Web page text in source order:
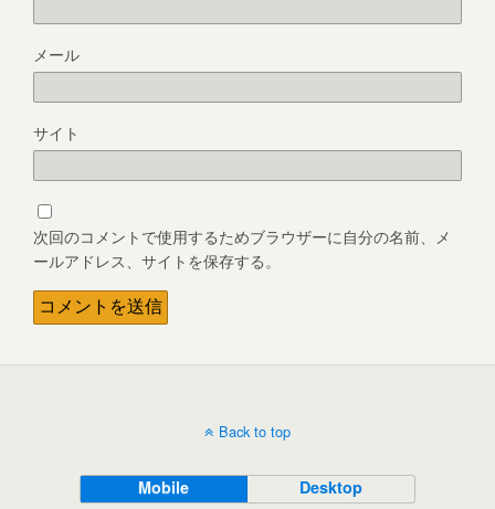
メール
サイト
次回のコメントで使用するためブラウザーに自分の名前、メ
ールアドレス、サイトを保存する。
Back to top
Mobile Desktop